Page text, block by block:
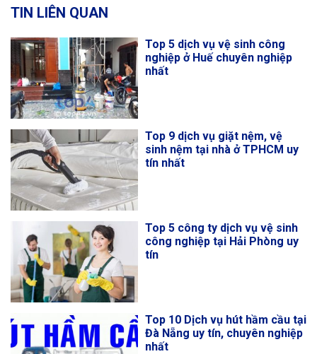
TIN LIÊN QUAN
Top 5 dịch vụ vệ sinh công
nghiệp ở Huế chuyên nghiệp
nhất
Top 9 dịch vụ giặt nệm, vệ
sinh nệm tại nhà ở TPHCM uy
tín nhất
Top 5 công ty dịch vụ vệ sinh
công nghiệp tại Hải Phòng uy
tín
Top 10 Dịch vụ hút hầm cầu tại
Đà Nẵng uy tín, chuyên nghiệp
nhất